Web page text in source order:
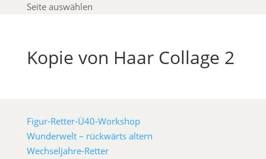
Seite auswählen
Kopie von Haar Collage 2
Figur-Retter-Ü40-Workshop
Wunderwelt – rückwärts altern
Wechseljahre-Retter